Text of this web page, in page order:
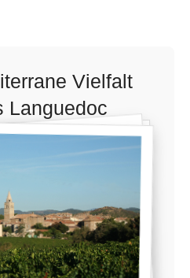
Vielfalt
Languedoc